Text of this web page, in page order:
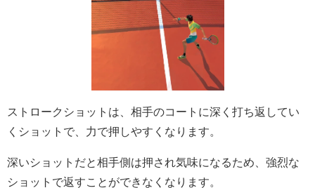
ストロークショットは、相手のコートに深く打ち返してい
くショットで、力で押しやすくなります。
深いショットだと相手側は押され気味になるため、強烈な
ショットで返すことができなくなります。